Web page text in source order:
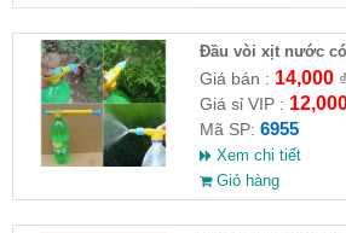
Đầu vòi xịt nước
Giá bán : 14,000₫
Giá sỉ VIP :
Mã SP: 6955
Xem chi tiết
Giỏ hàng